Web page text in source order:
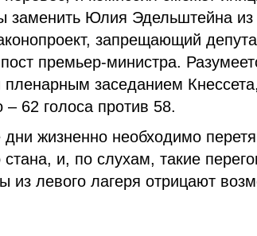
заменить Юлия Эдельштейна из
запрещающий
премьер-министра.
заседанием
62 голоса против 58.
жизненно необходимо
и, по слухам, такие
из левого лагеря отрицают